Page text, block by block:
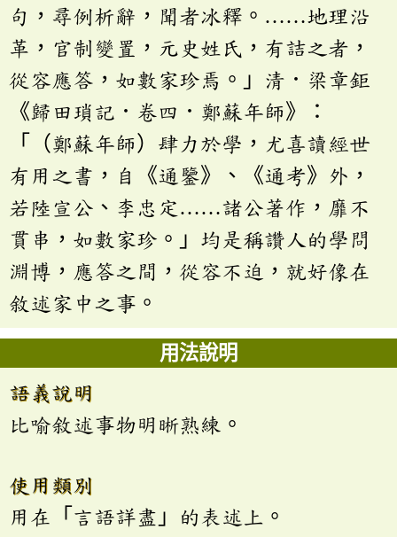
句，尋例析辭，聞者冰釋。……地理沿
革，官制變置，元史姓氏，有詰之者，
從容應答，如數家珍焉。」清．梁章鉅
《歸田瑣記．卷四．鄭蘇年師》：
「（鄭蘇年師）肆力於學，尤喜讀經世
有用之書，自《通鑒》、《通考》外，
若陸宣公、李忠定……諸公著作，靡不
貫串，如數家珍。」均是稱讚人的學問
淵博，應答之間，從容不迫，就好像在
敘述家中之事。
用法說明
語義說明
比喻敘述事物明晰熟練。
使用類別
用在「言語詳盡」的表述上。